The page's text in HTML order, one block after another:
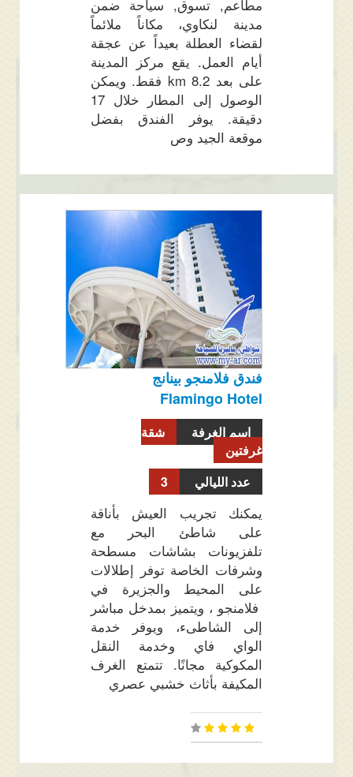
مطاعم, تسوق, سياحة ضمن
مدينة لنكاوي، مكاناً ملائماً
لقضاء العطلة بعيداً عن عجقة
أيام العمل. يقع مركز المدينة
على بعد 8.2 km فقط. ويمكن
الوصول إلى المطار خلال 17
دقيقة. يوفر الفندق بفضل
موقعة الجيد وص
فندق فلامنجو بينانج
Flamingo Hotel
اسم الغرفة
شقة
غرفتين
عدد الليالي
3
يمكنك تجريب العيش بأناقة
على شاطئ البحر مع
تلفزيونات بشاشات مسطحة
وشرفات الخاصة توفر إطلالات
على المحيط والجزيرة في
فلامنجو ، ويتميز بمدخل مباشر
إلى الشاطىء، ويوفر خدمة
الواي فاي وخدمة النقل
المكوكية مجانًا. تتمتع الغرف
المكيفة بأثاث خشبي عصري